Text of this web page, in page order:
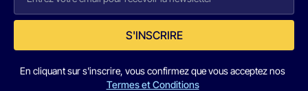
S'INSCRIRE
En cliquant sur s'inscrire, vous confirmez que vous acceptez nos
Termes et Conditions